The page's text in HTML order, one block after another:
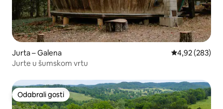
Jurta – Galena Prosječna
4,92 (283)
Jurte u šumskom vrtu
Odabrali gosti
Odabrali gosti